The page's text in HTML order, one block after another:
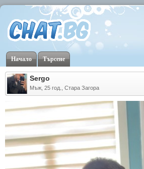
Начало Търсене
Sergo
Мъж, 25 год., Стара Загора